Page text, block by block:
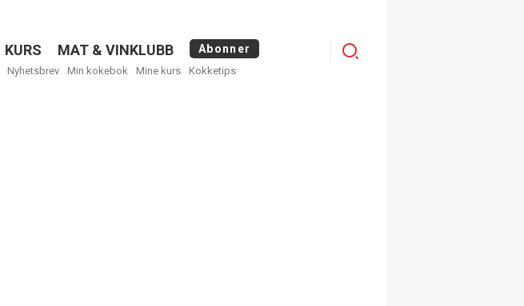
KURS MAT & VINKLUBB Abonner
Nyhetsbrev Min kokebok Mine kurs Kokketips
Logg